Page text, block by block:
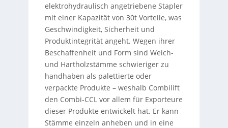
elektrohydraulisch angetriebene Stapler
mit einer Kapazität von 30t Vorteile, was
Geschwindigkeit, Sicherheit und
Produktintegrität angeht. Wegen ihrer
Beschaffenheit und Form sind Weich-
und Hartholzstämme schwieriger zu
handhaben als palettierte oder
verpackte Produkte – weshalb Combilift
den Combi-CCL vor allem für Exporteure
dieser Produkte entwickelt hat. Er kann
Stämme einzeln anheben und in eine